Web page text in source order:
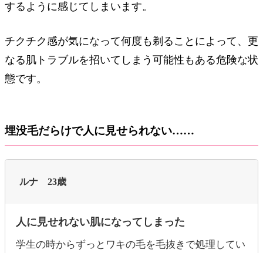
するように感じてしまいます。
チクチク感が気になって何度も剃ることによって、更
なる肌トラブルを招いてしまう可能性もある危険な状
態です。
埋没毛だらけで人に見せられない……
ルナ 23歳
人に見せれない肌になってしまった
学生の時からずっとワキの毛を毛抜きで処理してい